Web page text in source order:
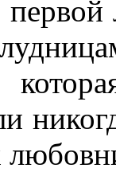
первой